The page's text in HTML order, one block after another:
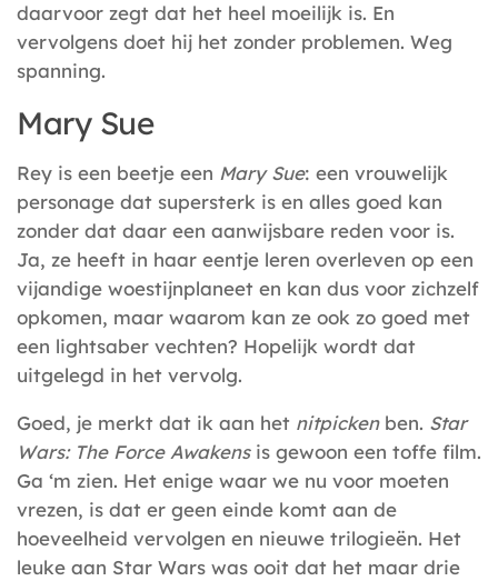
daarvoor zegt dat het heel moeilijk is. En
vervolgens doet hij het zonder problemen. Weg
spanning.
Mary Sue
Rey is een beetje een Mary Sue: een vrouwelijk
personage dat supersterk is en alles goed kan
zonder dat daar een aanwijsbare reden voor is.
Ja, ze heeft in haar eentje leren overleven op een
vijandige woestijnplaneet en kan dus voor zichzelf
opkomen, maar waarom kan ze ook zo goed met
een lightsaber vechten? Hopelijk wordt dat
uitgelegd in het vervolg.
Goed, je merkt dat ik aan het nitpickenben. Star
Wars: The Force Awakensis gewoon een toffe film.
Ga ‘m zien. Het enige waar we nu voor moeten
vrezen, is dat er geen einde komt aan de
hoeveelheid vervolgen en nieuwe trilogieën. Het
leuke aan Star Wars was ooit dat het maar drie